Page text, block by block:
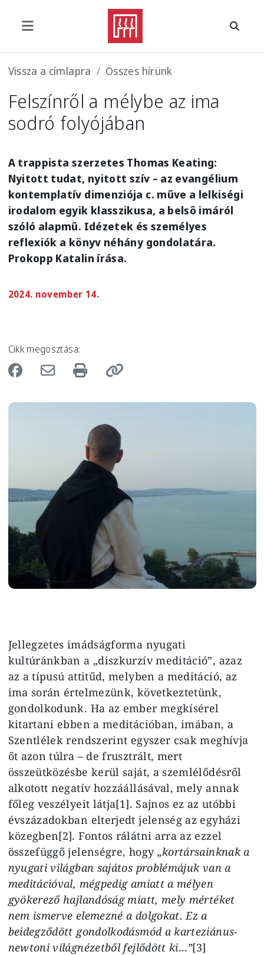
Morzsa
Vissza a címlapra Összes hírünk
Felszínről a mélybe az ima
sodró folyójában
A trappista szerzetes Thomas Keating:
Nyitott tudat, nyitott szív – az evangélium
kontemplatív dimenziója c. műve a lelkiségi
irodalom egyik klasszikusa, a belső imáról
szóló alapmű. Idézetek és személyes
reflexiók a könyv néhány gondolatára.
Prokopp Katalin írása.
2024. november 14.
Cikk megosztása:
Image
Jellegzetes imádságforma nyugati
kultúránkban a „diszkurzív meditáció”, azaz
az a típusú attitűd, melyben a meditáció, az
ima során értelmezünk, következtetünk,
gondolkodunk. Ha az ember megkísérel
kitartani ebben a meditációban, imában, a
Szentlélek rendszerint egyszer csak meghívja
őt azon túlra – de frusztrált, mert
összeütközésbe kerül saját, a szemlélődésről
alkotott negatív hozzáállásával, mely annak
főleg veszélyeit látja[1]. Sajnos ez az utóbbi
évszázadokban elterjedt jelenség az egyházi
közegben[2]. Fontos rálátni arra az ezzel
összefüggő jelenségre, hogy „kortársainknak a
nyugati világban sajátos problémájuk van a
meditációval, mégpedig amiatt a mélyen
gyökerező hajlandóság miatt, mely mértéket
nem ismerve elemezné a dolgokat. Ez a
beidegződött gondolkodásmód a karteziánus-
newtoni világnézetből fejlődött ki…”[3]